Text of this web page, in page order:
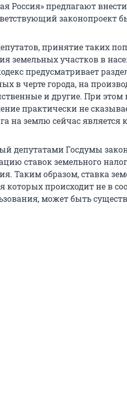
Россия» предлагают
законопроект
принятие таких
земельных участков в
предусматривает
в черте города, на
и другие. При этом
практически не
на землю сейчас является
депутатами Госдумы
ставок земельного
Таким образом, ставка
которых происходит не в
может быть